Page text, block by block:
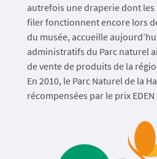
autrefois une draperie dont les
filer fonctionnent encore lors
du musée, accueille
administratifs du Parc naturel
de vente de produits de la
En 2010, le Parc Naturel de la
récompensées par le prix EDEN